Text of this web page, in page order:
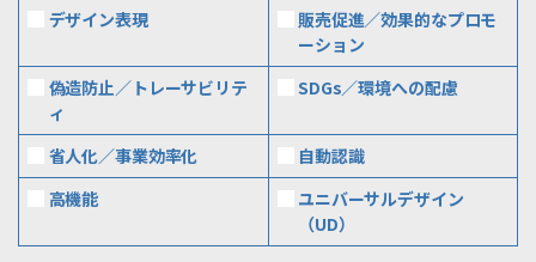
デザイン表現
販売促進／効果的なプロモ
ーション
偽造防止／トレーサビリテ
ィ
SDGs／環境への配慮
省人化／事業効率化
自動認識
高機能
ユニバーサルデザイン
（UD）